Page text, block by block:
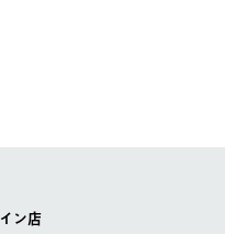
希望商品を再注文してくだ
ン店